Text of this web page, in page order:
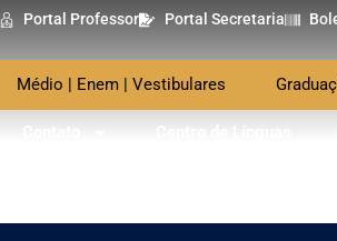
Portal Professor Portal Secretaria
Médio | Enem | Vestibulares